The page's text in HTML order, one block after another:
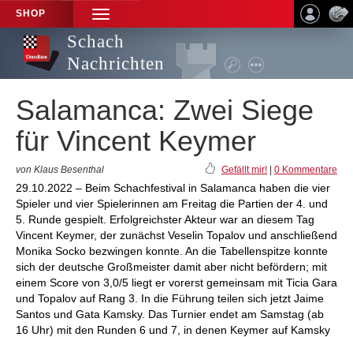
SHOP
TOGGLE
NAVIGATION
Schach
Nachrichten
Salamanca: Zwei Siege
für Vincent Keymer
von Klaus Besenthal Gefällt mir! 0 Kommentare
29.10.2022 – Beim Schachfestival in Salamanca haben die vier
Spieler und vier Spielerinnen am Freitag die Partien der 4. und
5. Runde gespielt. Erfolgreichster Akteur war an diesem Tag
Vincent Keymer, der zunächst Veselin Topalov und anschließend
Monika Socko bezwingen konnte. An die Tabellenspitze konnte
sich der deutsche Großmeister damit aber nicht befördern; mit
einem Score von 3,0/5 liegt er vorerst gemeinsam mit Ticia Gara
und Topalov auf Rang 3. In die Führung teilen sich jetzt Jaime
Santos und Gata Kamsky. Das Turnier endet am Samstag (ab
16 Uhr) mit den Runden 6 und 7, in denen Keymer auf Kamsky